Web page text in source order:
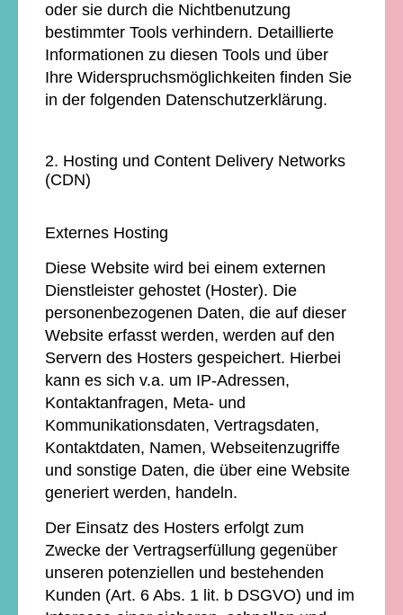
oder sie durch die Nichtbenutzung
bestimmter Tools verhindern. Detaillierte
Informationen zu diesen Tools und über
Ihre Widerspruchsmöglichkeiten finden Sie
in der folgenden Datenschutzerklärung.
2. Hosting und Content Delivery Networks
(CDN)
Externes Hosting
Diese Website wird bei einem externen
Dienstleister gehostet (Hoster). Die
personenbezogenen Daten, die auf dieser
Website erfasst werden, werden auf den
Servern des Hosters gespeichert. Hierbei
kann es sich v.a. um IP-Adressen,
Kontaktanfragen, Meta- und
Kommunikationsdaten, Vertragsdaten,
Kontaktdaten, Namen, Webseitenzugriffe
und sonstige Daten, die über eine Website
generiert werden, handeln.
Der Einsatz des Hosters erfolgt zum
Zwecke der Vertragserfüllung gegenüber
unseren potenziellen und bestehenden
Kunden (Art. 6 Abs. 1 lit. b DSGVO) und im